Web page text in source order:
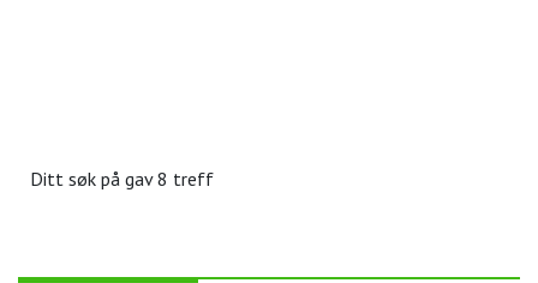
Ditt søk på gav 8 treff